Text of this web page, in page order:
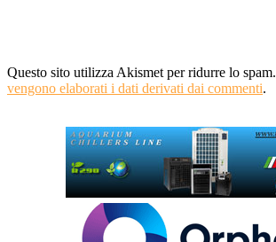
Questo sito utilizza Akismet per ridurre lo spam.
vengono elaborati i dati derivati dai commenti.